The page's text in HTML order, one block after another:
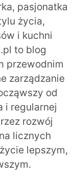
pasjonatka
życia,
i kuchni
to blog
przewodnim
zarządzanie
od
i regularnej
rozwój
licznych
lepszym,